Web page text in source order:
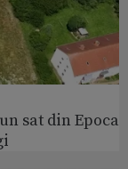
sat din Epoca